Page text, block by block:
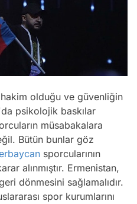
olduğu ve güvenliğin
psikolojik baskılar
müsabakalara
Bütün bunlar göz
sporcularının
alınmıştır. Ermenistan,
dönmesini sağlamalıdır.
spor kurumlarını